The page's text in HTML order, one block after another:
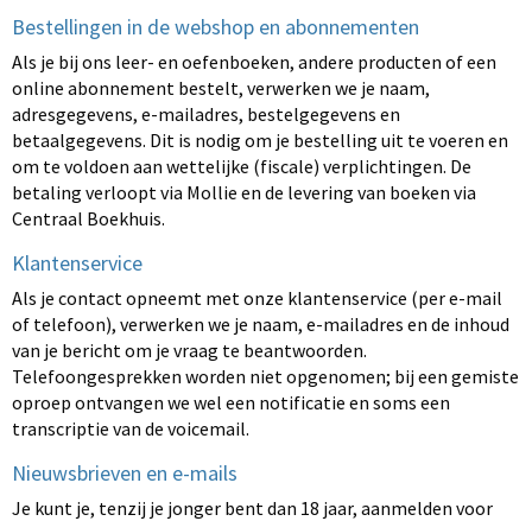
Bestellingen in de webshop en abonnementen
Als je bij ons leer- en oefenboeken, andere producten of een
online abonnement bestelt, verwerken we je naam,
adresgegevens, e-mailadres, bestelgegevens en
betaalgegevens. Dit is nodig om je bestelling uit te voeren en
om te voldoen aan wettelijke (fiscale) verplichtingen. De
betaling verloopt via Mollie en de levering van boeken via
Centraal Boekhuis.
Klantenservice
Als je contact opneemt met onze klantenservice (per e-mail
of telefoon), verwerken we je naam, e-mailadres en de inhoud
van je bericht om je vraag te beantwoorden.
Telefoongesprekken worden niet opgenomen; bij een gemiste
oproep ontvangen we wel een notificatie en soms een
transcriptie van de voicemail.
Nieuwsbrieven en e-mails
Je kunt je, tenzij je jonger bent dan 18 jaar, aanmelden voor